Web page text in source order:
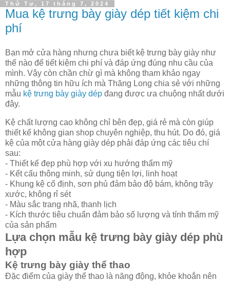
Thứ Tư, 17 tháng 7, 2024
Mua kệ trưng bày giày dép tiết kiệm chi
phí
Bạn mở cửa hàng nhưng chưa biết kệ trưng bày giày như
thế nào để tiết kiệm chi phí và đáp ứng đúng nhu cầu của
mình. Vậy còn chần chừ gì mà không tham khảo ngay
những thông tin hữu ích mà Thăng Long chia sẻ với những
mẫu kệ trưng bày giày dép đang được ưa chuộng nhất dưới
đây.
Kệ chất lượng cao không chỉ bên đẹp, giá rẻ mà còn giúp
thiết kế không gian shop chuyên nghiệp, thu hút. Do đó, giá
kệ của một cửa hàng giày dép phải đáp ứng các tiêu chí
sau:
- Thiết kế đẹp phù hợp với xu hướng thẩm mỹ
- Kết cấu thông minh, sử dụng tiện lợi, linh hoạt
- Khung kệ cố định, sơn phủ đảm bảo độ bám, không trầy
xước, không rỉ sét
- Màu sắc trang nhã, thanh lịch
- Kích thước tiêu chuẩn đảm bảo số lượng và tính thẩm mỹ
của sản phẩm
Lựa chọn mẫu kệ trưng bày giày dép phù
hợp
Kệ trưng bày giày thể thao
Đặc điểm của giày thể thao là năng động, khỏe khoắn nên